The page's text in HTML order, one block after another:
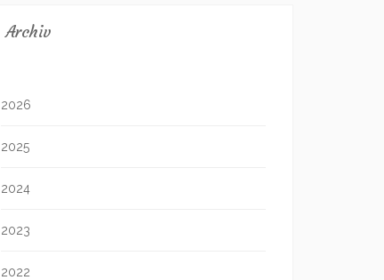
Archiv
2026
2025
2024
2023
2022